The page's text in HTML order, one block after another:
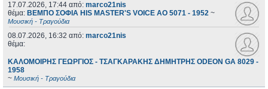
17.07.2026, 17:44 από: marco21nis
θέμα: ΒΕΜΠΟ ΣΟΦΙΑ HIS MASTER'S VOICE AO 5071 - 1952 ~
Μουσική - Τραγούδια
08.07.2026, 16:32 από: marco21nis
θέμα:
ΚΑΛΟΜΟΙΡΗΣ ΓΕΩΡΓΙΟΣ - ΤΣΑΓΚΑΡΑΚΗΣ ΔΗΜΗΤΡΗΣ ODEON GA 8029 -
1958
~ Μουσική - Τραγούδια